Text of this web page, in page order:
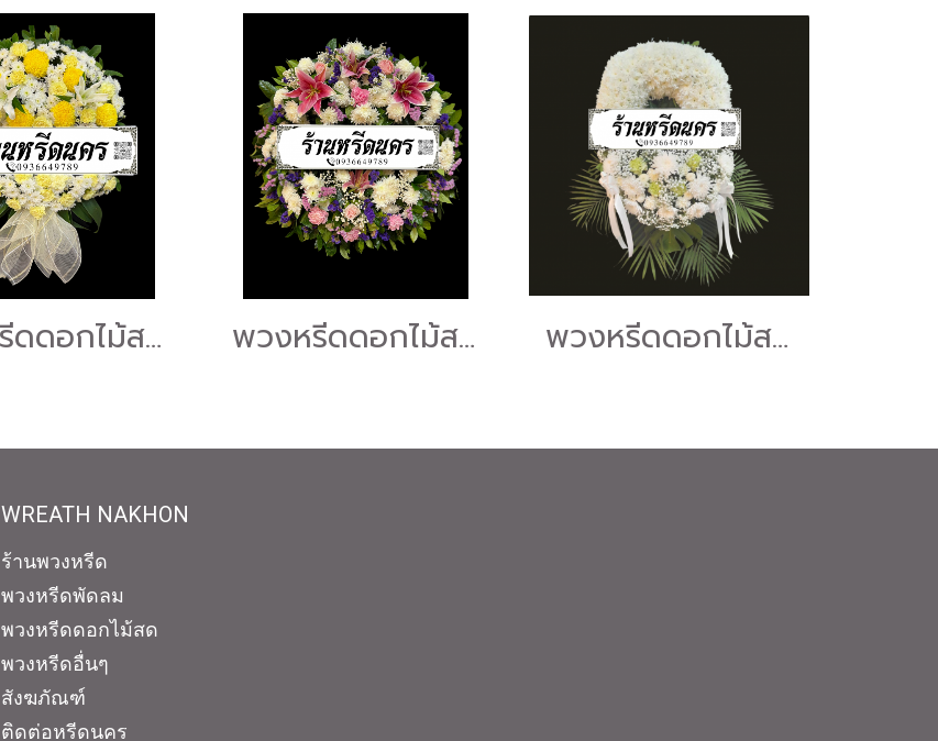
พวงหรีดดอกไม้สด "ร้านดอกไม้หรีดนคร" #ร้านพวงหรีดนครศรีธรรมราช บริการส่งพวงหรีดนครศรีธรรมราช พวงหรีดดอกไม้สด "ร้านดอกไม้หรีดนคร" #ร้านพวงหรีดนครศรีธรรมราช บริการส่งพวงหรีดนครศรีธรรมราช พวงหรีดดอกไม้สด "ร้านดอกไม้หรีดนคร" #ร้านพวงหรีดนครศรีธรรมราช บริการส่งพวงหรีดนครศรีธรรมราช
WREATH NAKHON
ร้านพวงหรีด
พวงหรีดพัดลม
พวงหรีดดอกไม้สด
พวงหรีดอื่นๆ
สังฆภัณฑ์
ติดต่อหรีดนคร